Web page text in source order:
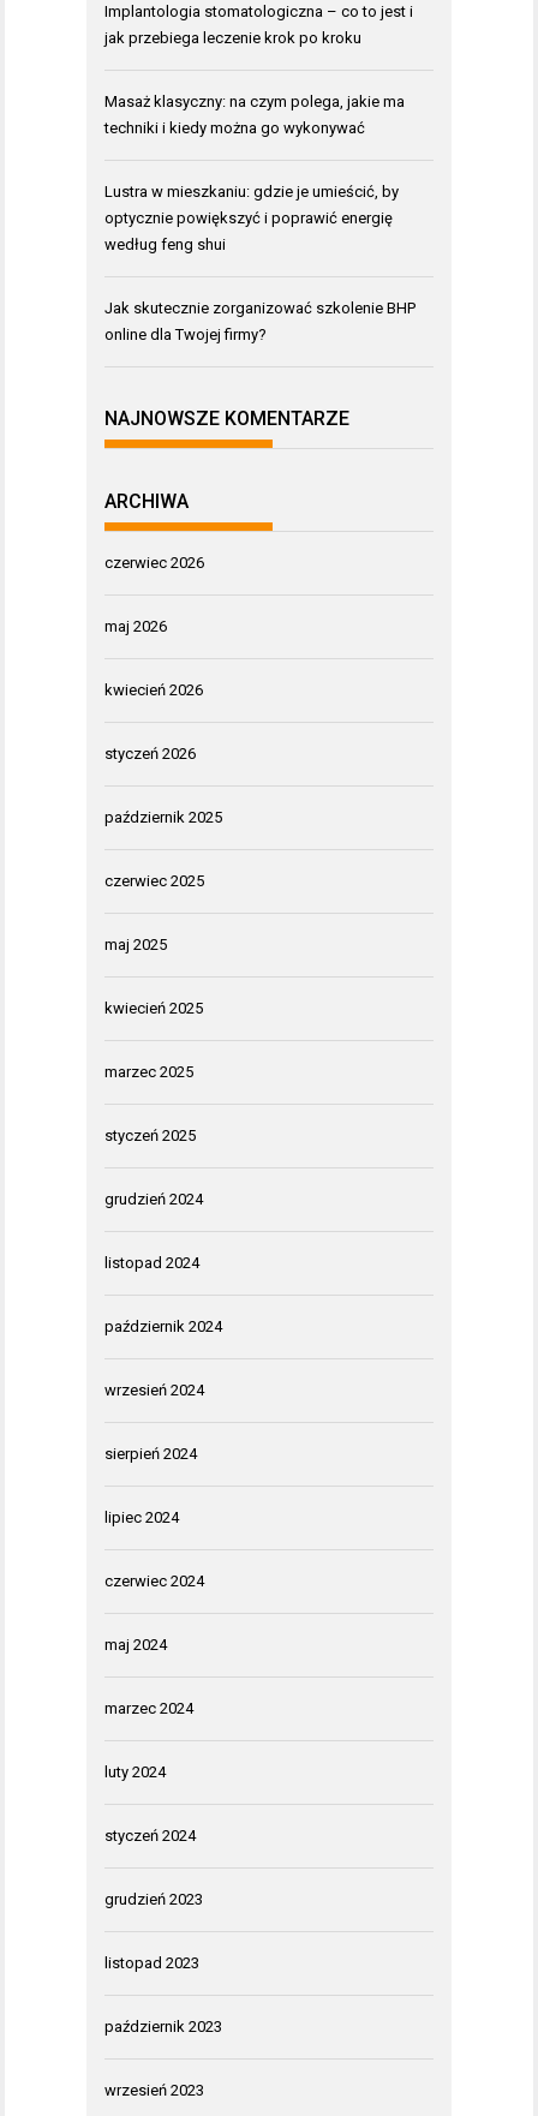
Implantologia stomatologiczna – co to jest i
jak przebiega leczenie krok po kroku
Masaż klasyczny: na czym polega, jakie ma
techniki i kiedy można go wykonywać
Lustra w mieszkaniu: gdzie je umieścić, by
optycznie powiększyć i poprawić energię
według feng shui
Jak skutecznie zorganizować szkolenie BHP
online dla Twojej firmy?
NAJNOWSZE KOMENTARZE
ARCHIWA
czerwiec 2026
maj 2026
kwiecień 2026
styczeń 2026
październik 2025
czerwiec 2025
maj 2025
kwiecień 2025
marzec 2025
styczeń 2025
grudzień 2024
listopad 2024
październik 2024
wrzesień 2024
sierpień 2024
lipiec 2024
czerwiec 2024
maj 2024
marzec 2024
luty 2024
styczeń 2024
grudzień 2023
listopad 2023
październik 2023
wrzesień 2023